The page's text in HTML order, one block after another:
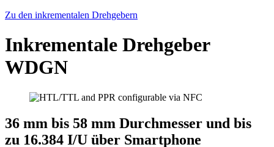
Zu den inkrementalen Drehgebern
Inkrementale Drehgeber
WDGN
36 mm bis 58 mm Durchmesser und bis
zu 16.384 I/U über Smartphone